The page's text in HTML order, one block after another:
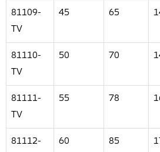
81109-
TV
45 65
81110-
TV
50 70
81111-
TV
55 78
81112-
60 85